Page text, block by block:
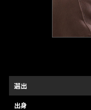
選出
出身